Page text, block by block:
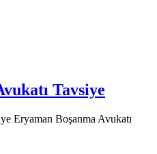
Tavsiye
Eryaman Boşanma Avukatı